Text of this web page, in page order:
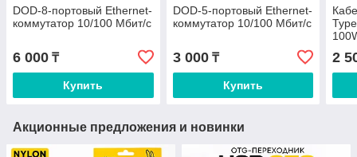
DOD-8-портовый Ethernet-
коммутатор 10/100 Мбит/с
6 000 ₸
Купить
DOD-5-портовый Ethernet-
коммутатор 10/100 Мбит/с
3 000₸
Купить
2
Акционные предложения и новинки